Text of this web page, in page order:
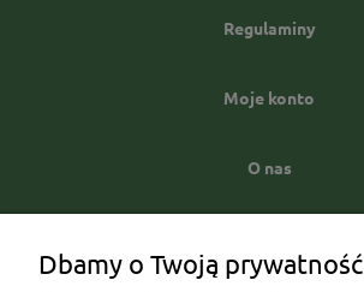
Regulaminy
Moje konto
O nas
Dbamy o Twoją prywatność